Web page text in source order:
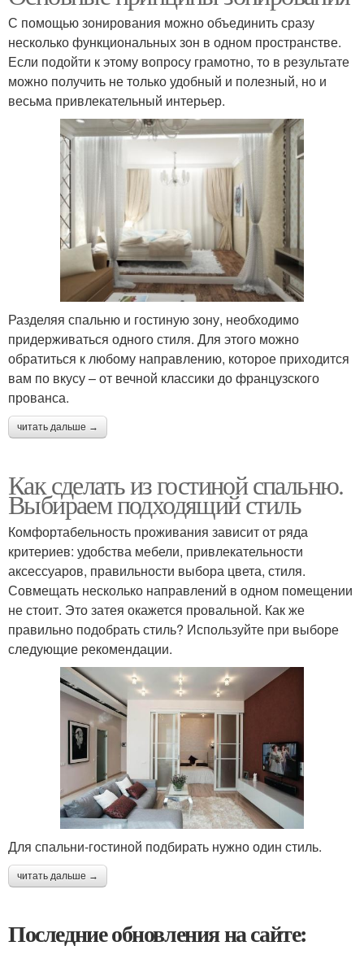
С помощью зонирования можно объединить сразу
несколько функциональных зон в одном пространстве.
Если подойти к этому вопросу грамотно, то в результате
можно получить не только удобный и полезный, но и
весьма привлекательный интерьер.
Разделяя спальню и гостиную зону, необходимо
придерживаться одного стиля. Для этого можно
обратиться к любому направлению, которое приходится
вам по вкусу – от вечной классики до французского
прованса.
читать дальше →
Как сделать из гостиной спальню.
Выбираем подходящий стиль
Комфортабельность проживания зависит от ряда
критериев: удобства мебели, привлекательности
аксессуаров, правильности выбора цвета, стиля.
Совмещать несколько направлений в одном помещении
не стоит. Это затея окажется провальной. Как же
правильно подобрать стиль? Используйте при выборе
следующие рекомендации.
Для спальни-гостиной подбирать нужно один стиль.
читать дальше →
Последние обновления на сайте: